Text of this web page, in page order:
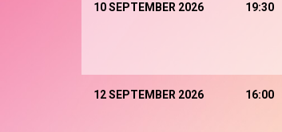
10 SEPTEMBER 2026 19:30
12 SEPTEMBER 2026 16:00